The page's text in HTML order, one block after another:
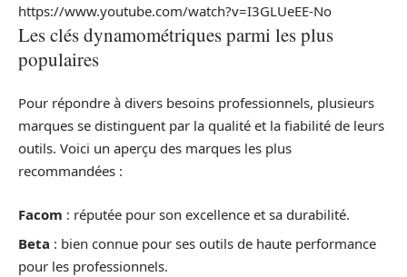
https://www.youtube.com/watch?v=I3GLUeEE-No
Les clés dynamométriques parmi les plus
populaires
Pour répondre à divers besoins professionnels, plusieurs
marques se distinguent par la qualité et la fiabilité de leurs
outils. Voici un aperçu des marques les plus
recommandées :
Facom : réputée pour son excellence et sa durabilité.
Beta : bien connue pour ses outils de haute performance
pour les professionnels.